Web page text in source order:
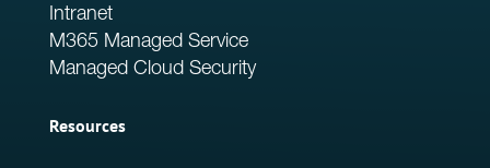
Intranet
M365 Managed Service
Managed Cloud Security
Resources